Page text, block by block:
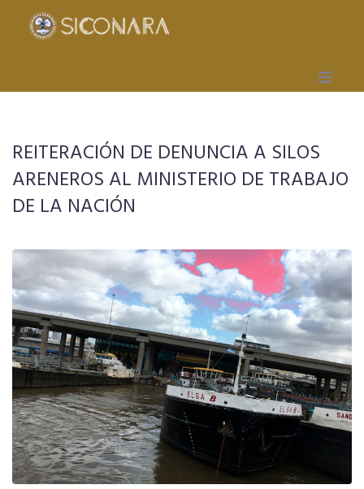
Gremial
Obra Social
Capacitación
Seccionales
Noticias
Contacto
REITERACIÓN DE DENUNCIA A SILOS
ARENEROS AL MINISTERIO DE TRABAJO
DE LA NACIÓN